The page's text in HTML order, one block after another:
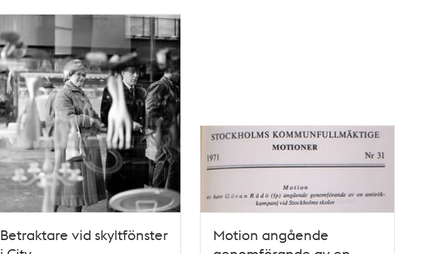
Betraktare vid skyltfönster
Motion angående